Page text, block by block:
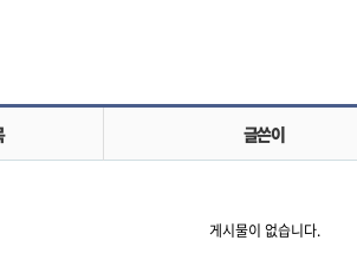
글쓴이
게시물이 없습니다.